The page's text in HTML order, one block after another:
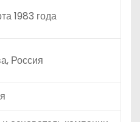
1983 года
Россия